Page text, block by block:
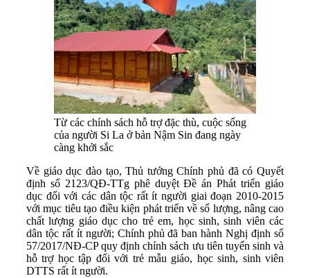
Từ các chính sách hỗ trợ đặc thù, cuộc sống
của người Si La ở bản Nậm Sin đang ngày
càng khởi sắc
Về giáo dục đào tạo, Thủ tướng Chính phủ đã có Quyết
định số 2123/QĐ-TTg phê duyệt Đề án Phát triển giáo
dục đối với các dân tộc rất ít người giai đoạn 2010-2015
với mục tiêu tạo điều kiện phát triển về số lượng, nâng cao
chất lượng giáo dục cho trẻ em, học sinh, sinh viên các
dân tộc rất ít người; Chính phủ đã ban hành Nghị định số
57/2017/NĐ-CP quy định chính sách ưu tiên tuyển sinh và
hỗ trợ học tập đối với trẻ mẫu giáo, học sinh, sinh viên
DTTS rất ít người.